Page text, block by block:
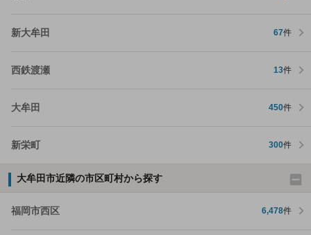
新大牟田 67件
西鉄渡瀬 13件
大牟田 450件
新栄町 300件
大牟田市近隣の市区町村から探す
福岡市西区 6,478件